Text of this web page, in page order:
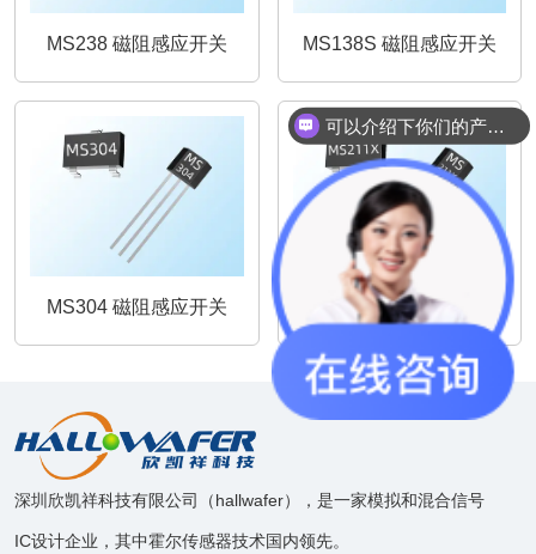
MS238 磁阻感应开关 MS138S 磁阻感应开关
MS304 磁阻感应开关 MS211X 磁阻感应开关
深圳欣凯祥科技有限公司（hallwafer），是一家模拟和混合信号
IC设计企业，其中霍尔传感器技术国内领先。
可以介绍下你们的产品么？